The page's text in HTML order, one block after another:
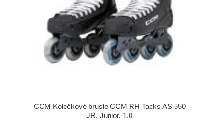
CCM Kolečkové brusle CCM RH Tacks AS 550
JR, Junior, 1.0